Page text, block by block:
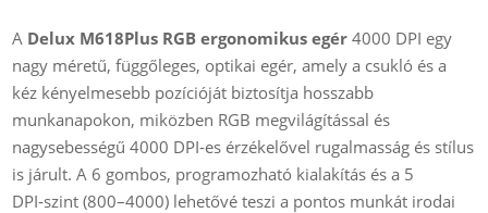
A Delux M618Plus RGB ergonomikus egér 4000 DPI egy
nagy méretű, függőleges, optikai egér, amely a csukló és a
kéz kényelmesebb pozícióját biztosítja hosszabb
munkanapokon, miközben RGB megvilágítással és
nagysebességű 4000 DPI‑es érzékelővel rugalmasság és stílus
is járult. A 6 gombos, programozható kialakítás és a 5
DPI‑szint (800–4000) lehetővé teszi a pontos munkát irodai